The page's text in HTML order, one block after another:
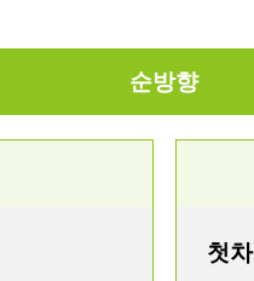
순방향
첫차